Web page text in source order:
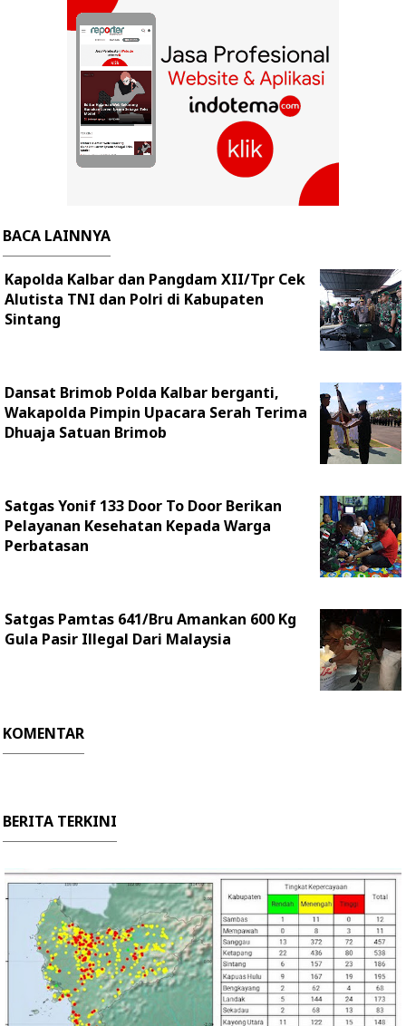
BACA LAINNYA
Kapolda Kalbar dan Pangdam XII/Tpr Cek
Alutista TNI dan Polri di Kabupaten
Sintang
Dansat Brimob Polda Kalbar berganti,
Wakapolda Pimpin Upacara Serah Terima
Dhuaja Satuan Brimob
Satgas Yonif 133 Door To Door Berikan
Pelayanan Kesehatan Kepada Warga
Perbatasan
Satgas Pamtas 641/Bru Amankan 600 Kg
Gula Pasir Illegal Dari Malaysia
KOMENTAR
BERITA TERKINI